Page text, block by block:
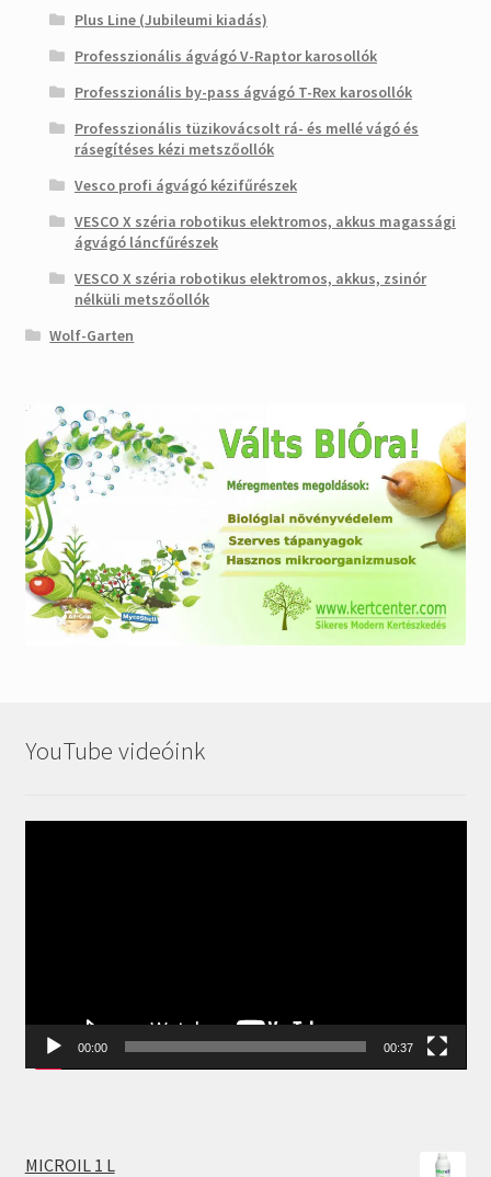
Plus Line (Jubileumi kiadás)
Professzionális ágvágó V-Raptor karosollók
Professzionális by-pass ágvágó T-Rex karosollók
Professzionális tüzikovácsolt rá- és mellé vágó és
rásegítéses kézi metszőollók
Vesco profi ágvágó kézifűrészek
VESCO X széria robotikus elektromos, akkus magassági
ágvágó láncfűrészek
VESCO X széria robotikus elektromos, akkus, zsinór
nélküli metszőollók
Wolf-Garten
YouTube videóink
00:00 00:37
MICROIL 1 L